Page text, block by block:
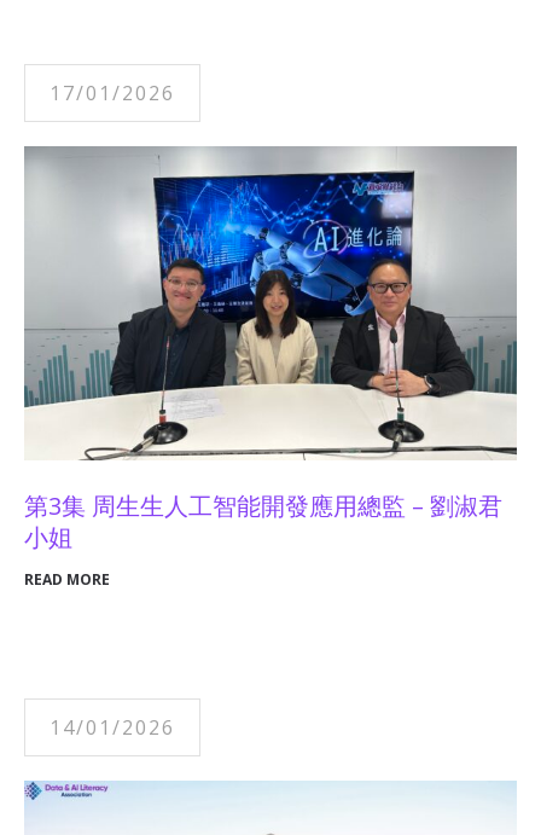
17/01/2026
第3集 周生生人工智能開發應用總監 – 劉淑君
小姐
READ MORE
14/01/2026